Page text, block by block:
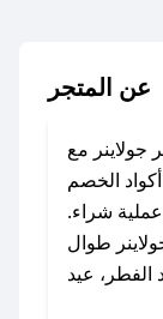
عن المتجر
مع
الخصم
شراء.
طوال
الفطر، عيد
رمضان،